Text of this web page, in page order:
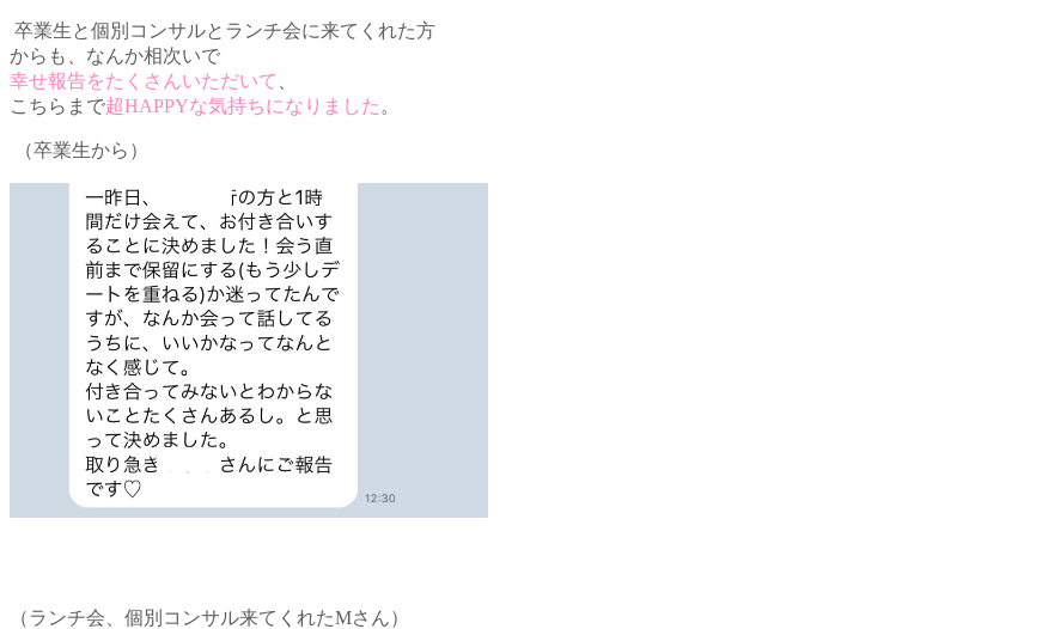
卒業生と個別コンサルとランチ会に来てくれた方
からも、 なんか相次いで
幸せ報告をたくさんいただいて
こちらまで超HAPPYな気持ちになりました 。
（卒業生から）
（ランチ会、個別コンサル来てくれたMさん）